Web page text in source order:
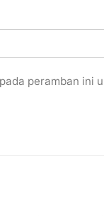
peramban ini